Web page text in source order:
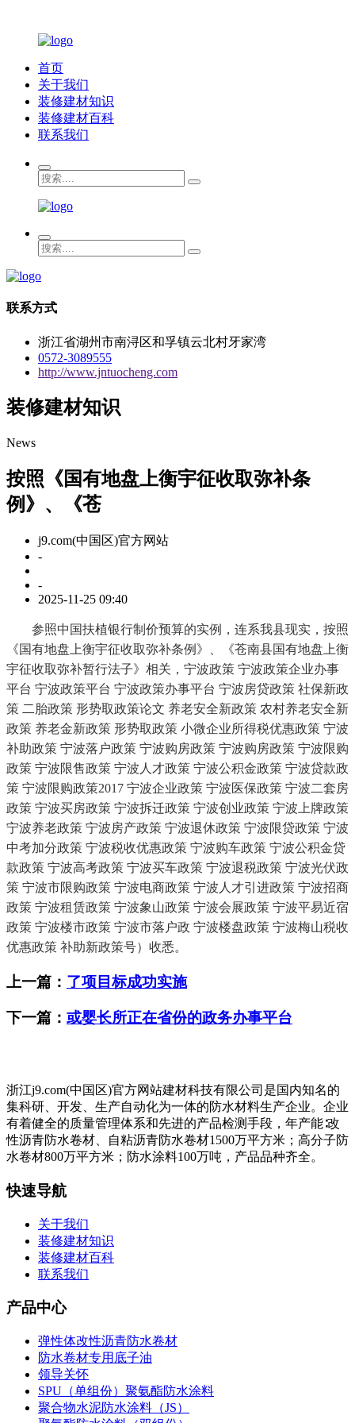
首页
关于我们
装修建材知识
装修建材百科
联系我们
联系方式
浙江省湖州市南浔区和孚镇云北村牙家湾
0572-3089555
http://www.jntuocheng.com
装修建材知识
News
按照《国有地盘上衡宇征收取弥补条
例》、《苍
j9.com(中国区)官方网站
-
-
2025-11-25 09:40
参照中国扶植银行制价预算的实例，连系我县现实，按照
《国有地盘上衡宇征收取弥补条例》、《苍南县国有地盘上衡
宇征收取弥补暂行法子》相关，宁波政策 宁波政策企业办事
平台 宁波政策平台 宁波政策办事平台 宁波房贷政策 社保新政
策 二胎政策 形势取政策论文 养老安全新政策 农村养老安全新
政策 养老金新政策 形势取政策 小微企业所得税优惠政策 宁波
补助政策 宁波落户政策 宁波购房政策 宁波购房政策 宁波限购
政策 宁波限售政策 宁波人才政策 宁波公积金政策 宁波贷款政
策 宁波限购政策2017 宁波企业政策 宁波医保政策 宁波二套房
政策 宁波买房政策 宁波拆迁政策 宁波创业政策 宁波上牌政策
宁波养老政策 宁波房产政策 宁波退休政策 宁波限贷政策 宁波
中考加分政策 宁波税收优惠政策 宁波购车政策 宁波公积金贷
款政策 宁波高考政策 宁波买车政策 宁波退税政策 宁波光伏政
策 宁波市限购政策 宁波电商政策 宁波人才引进政策 宁波招商
政策 宁波租赁政策 宁波象山政策 宁波会展政策 宁波平易近宿
政策 宁波楼市政策 宁波市落户政 宁波楼盘政策 宁波梅山税收
优惠政策 补助新政策号）收悉。
上一篇： 了项目标成功实施
下一篇： 或婴长所正在省份的政务办事平台
浙江j9.com(中国区)官方网站建材科技有限公司是国内知名的
集科研、开发、生产自动化为一体的防水材料生产企业。企业
有着健全的质量管理体系和先进的产品检测手段，年产能∶改
性沥青防水卷材、自粘沥青防水卷材1500万平方米；高分子防
水卷材800万平方米；防水涂料100万吨，产品品种齐全。
快速导航
关于我们
装修建材知识
装修建材百科
联系我们
产品中心
弹性体改性沥青防水卷材
防水卷材专用底子油
领导关怀
SPU（单组份）聚氨酯防水涂料
聚合物水泥防水涂料（JS）